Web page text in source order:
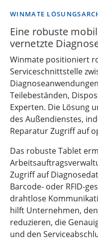
WINMATE
Eine robuste
vernetzte
Winmate positioniert
Serviceschnittstelle
Teilebeständen,
Experten. Die Lösung
des Außendienstes,
Reparatur Zugriff auf
Das robuste Tablet
Zugriff auf
Barcode- oder RFID-
drahtlose
hilft Unternehmen,
reduzieren, die
und den